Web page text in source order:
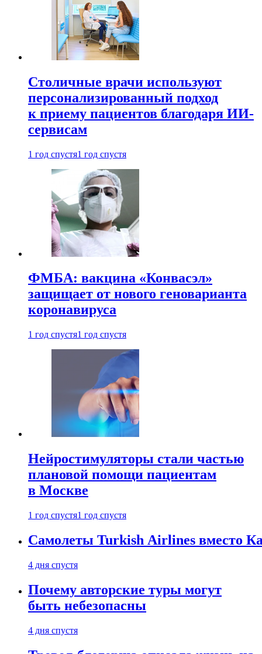
Столичные врачи используют
персонализированный подход
к приему пациентов благодаря ИИ-
сервисам
1 год спустя1 год спустя
ФМБА: вакцина «Конвасэл»
защищает от нового геноварианта
коронавируса
1 год спустя1 год спустя
Нейростимуляторы стали частью
плановой помощи пациентам
в Москве
1 год спустя1 год спустя
Самолеты Turkish Airlines вместо
4 дня спустя
Почему авторские туры могут
быть небезопасны
4 дня спустя